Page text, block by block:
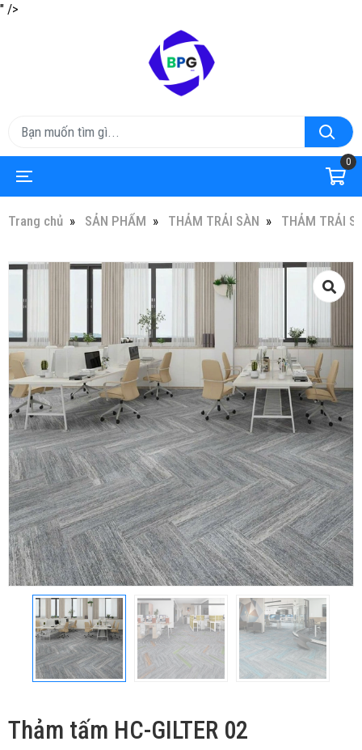
" />
0
Trang chủ SẢN PHẨM THẢM TRẢI SÀN THẢM TRẢI
Thảm tấm HC-GILTER 02